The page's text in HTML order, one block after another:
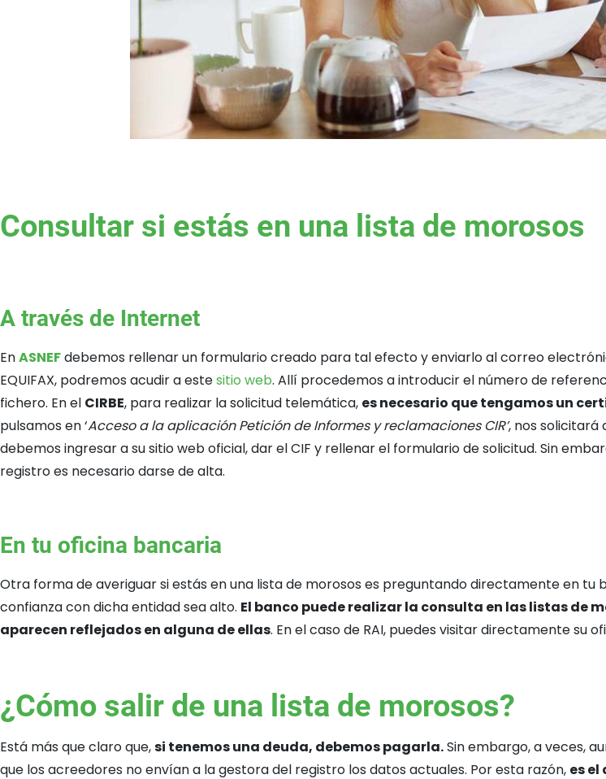
Consultar si estás en una lista de morosos
A través de Internet
EnASNEFdebemos rellenar un formulario creado para tal efecto y enviarlo al correo
EQUIFAX, podremos acudir a estesitio web. Allí procedemos a introducir el número de
fichero. En el CIRBE, para realizar la solicitud telemática, es necesario que tengamos un
pulsamos en ‘Acceso a la aplicación Petición de Informes y reclamaciones CIR’, nos
debemos ingresar a su sitio web oficial, dar el CIF y rellenar el formulario de solicitud. Sin
registro es necesario darse de alta.
En tu oficina bancaria
Otra forma de averiguar si estás en una lista de morosos es preguntando directamente en
confianza con dicha entidad sea alto. El banco puede realizar la consulta en las listas de
aparecen reflejados en alguna de ellas. En el caso de RAI, puedes visitar directamente su
¿Cómo salir de una lista de morosos?
Está más que claro que,si tenemos una deuda, debemos pagarla.Sin embargo, a veces,
que los acreedores no envían a la gestora del registro los datos actuales. Por esta razón, es